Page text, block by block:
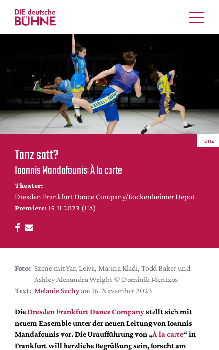
Musiktheater
Tanz
Crossover
Bühnenwelt
Festivals & Veranstaltungen
Menschen & Theater
Themen
Internationales
Nachrufe
Medientipps
DdB-map
Kalender
Festival-Planer
Hefte
Alle Hefte
Leseproben
Podcast
Tanz satt?
Ioannis Mandafounis: À la carte
Theater:
Dresden Frankfurt Dance Company/Bockenheimer Depot
Premiere: 15.11.2023 (UA)
Tanz
Foto: Szene mit Yan Leiva, Marina Kladi, Todd Baker und
Ashley Alexandra Wright © Dominik Mentzos
Text: Melanie Suchyam 16. November 2023
DieDresden Frankfurt Dance Companystellt sich mit
neuem Ensemble unter der neuen Leitung von Ioannis
Mandafounis vor. Die Uraufführung von „À la carte“ in
Frankfurt will herzliche Begrüßung sein, forscht am